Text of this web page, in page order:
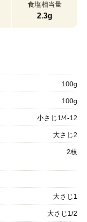
食塩相当量
2.3g
100g
100g
小さじ1/4-12
大さじ2
2枝
大さじ1
大さじ1/2